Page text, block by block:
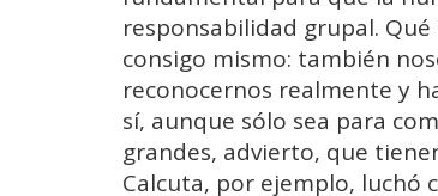
responsabilidad grupal.
consigo mismo: también
reconocernos realmente y
sí, aunque sólo sea para
grandes, advierto, que
Calcuta, por ejemplo, luchó